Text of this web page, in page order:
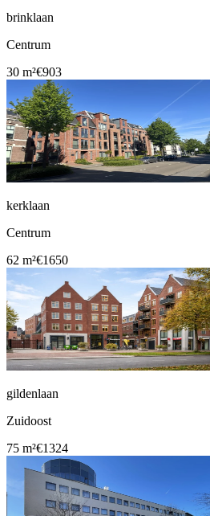
brinklaan
Centrum
30 m²€903
kerklaan
Centrum
62 m²€1650
gildenlaan
Zuidoost
75 m²€1324